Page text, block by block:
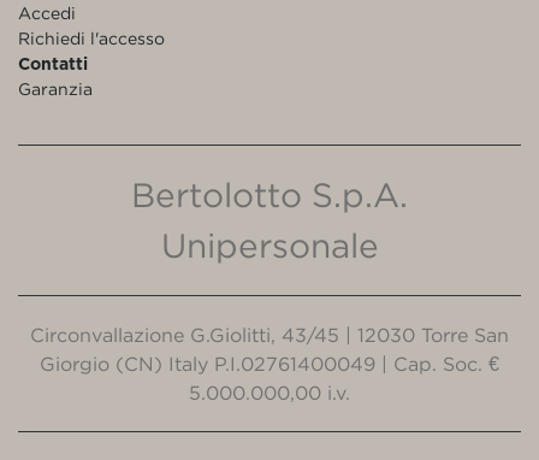
Accedi
Richiedi l'accesso
Contatti
Garanzia
Bertolotto S.p.A.
Unipersonale
Circonvallazione G.Giolitti, 43/45 | 12030 Torre San
Giorgio (CN) Italy P.I.02761400049 | Cap. Soc. €
5.000.000,00 i.v.